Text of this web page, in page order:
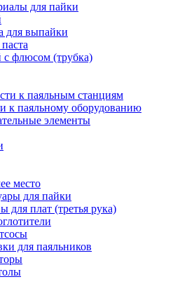
для пайки
для выпайки
флюсом (трубка)
к паяльным станциям
к паяльному оборудованию
элементы
место
для пайки
для плат (третья рука)
для паяльников